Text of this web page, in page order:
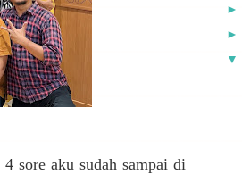
sore aku sudah sampai di
►
►
▼